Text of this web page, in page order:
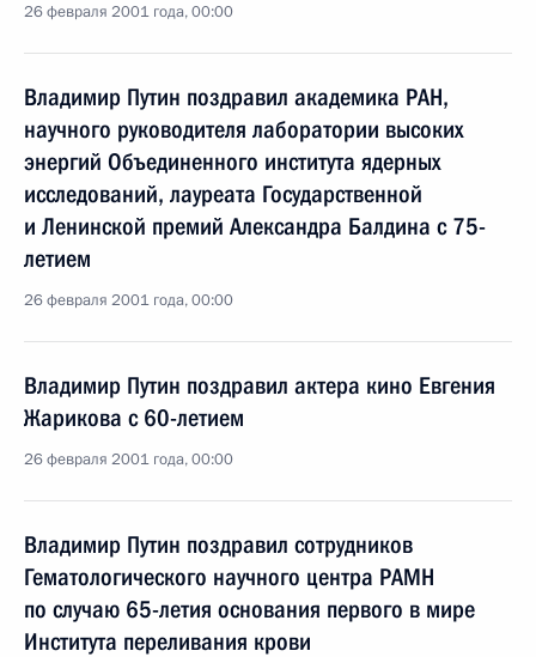
26 февраля 2001 года, 00:00
Владимир Путин поздравил академика РАН,
научного руководителя лаборатории высоких
энергий Объединенного института ядерных
исследований, лауреата Государственной
и Ленинской премий Александра Балдина с 75-
летием
26 февраля 2001 года, 00:00
Владимир Путин поздравил актера кино Евгения
Жарикова с 60-летием
26 февраля 2001 года, 00:00
Владимир Путин поздравил сотрудников
Гематологического научного центра РАМН
по случаю 65-летия основания первого в мире
Института переливания крови